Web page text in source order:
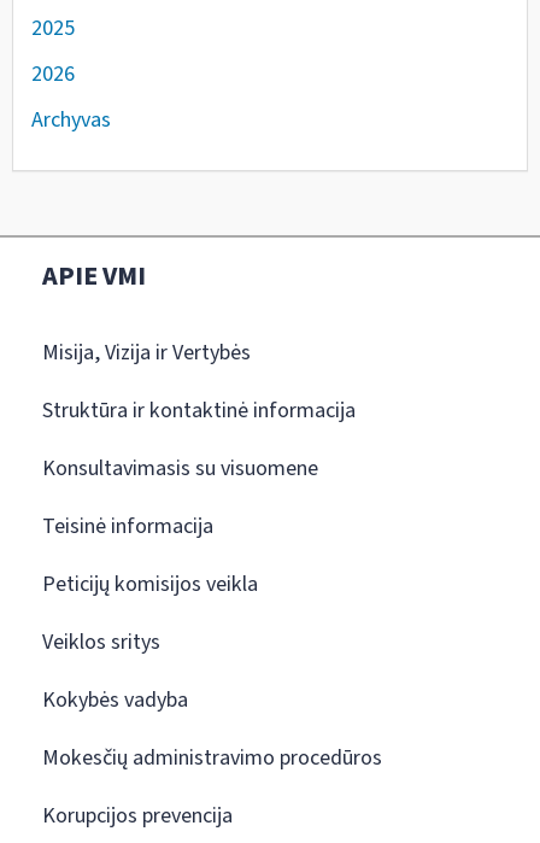
2025
2026
Archyvas
APIE VMI
Misija, Vizija ir Vertybės
Struktūra ir kontaktinė informacija
Konsultavimasis su visuomene
Teisinė informacija
Peticijų komisijos veikla
Veiklos sritys
Kokybės vadyba
Mokesčių administravimo procedūros
Korupcijos prevencija